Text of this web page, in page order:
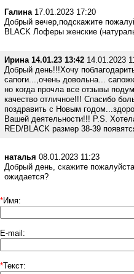
Галина17.01.2023 17:20
Добрый вечер,подскажите
BLACK Лоферы женские
Ирина 14.01.23 13:42 14.01.2023
Добрый день!!!Хочу
сапоги...,очень довольна...
но когда прочла все отзывы
качество отличное!!! Спасибо
поздравить с Новым
Вашей деятельности!!! P.S.
RED/BLACK размер 38-39
наталья 08.01.2023 11:23
Добрый день, скажите
ожидается?
*Имя:
E-mail:
*Текст: